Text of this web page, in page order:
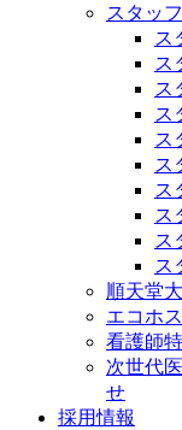
スタッ
ス
ス
ス
ス
ス
ス
ス
ス
ス
ス
順天堂
エコホ
看護師
次世代
せ
採用情報